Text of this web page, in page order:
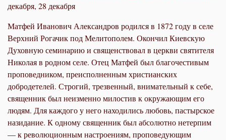
декабря, 28 декабря
Матфей Иванович Александров родился в 1872 году в селе
Верхний Рогачик под Мелитополем. Окончил Киевскую
Духовную семинарию и священствовал в церкви святителя
Николая в родном селе. Отец Матфей был благочестивым
проповедником, преисполненным христианских
добродетелей. Строгий, трезвенный, внимательный к себе,
священник был неизменно милостив к окружающим его
людям. Для каждого у него находились любовь, пастырское
назидание. К одному священник был абсолютно нетерпим
— к революционным настроениям, проповедующим